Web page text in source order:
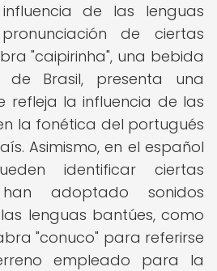
de las lenguas
de ciertas
"caipirinha", una bebida
de Brasil, presenta una
refleja la influencia de las
la fonética del portugués
Asimismo, en el español
identificar ciertas
adoptado sonidos
lenguas bantúes, como
"conuco" para referirse
empleado para la